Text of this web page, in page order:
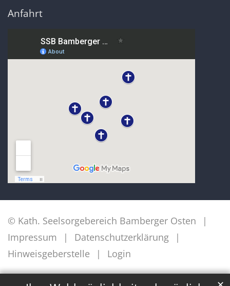
Anfahrt
© Kath. Seelsorgebereich Bamberger Osten
Impressum
Datenschutzerklärung
Hinweisgeberstelle
Login